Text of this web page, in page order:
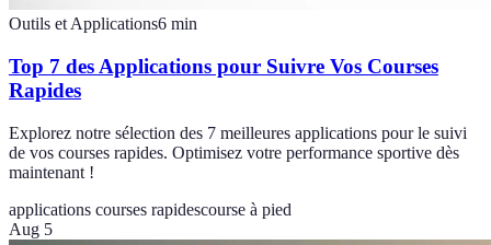
Outils et Applications6 min
Top 7 des Applications pour Suivre Vos Courses
Rapides
Explorez notre sélection des 7 meilleures applications pour le suivi
de vos courses rapides. Optimisez votre performance sportive dès
maintenant !
applications courses rapidescourse à pied
Aug 5